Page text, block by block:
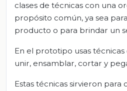
clases de técnicas con una
propósito común, ya sea
producto o para brindar un
En el prototipo usas
unir, ensamblar, cortar y
Estas técnicas sirvieron para